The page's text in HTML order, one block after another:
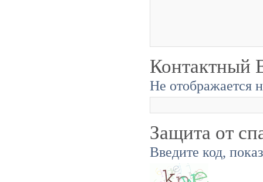
Контактный
Не отображается
Защита от
Введите код,